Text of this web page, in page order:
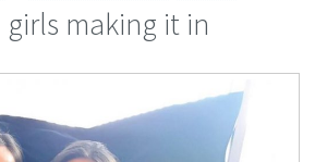
making it in